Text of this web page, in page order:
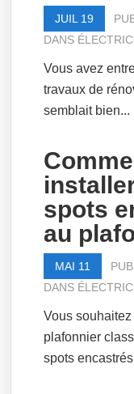
JUIL 19
DANS
Vous avez
travaux de
semblait bien...
spots
au
MAI 11
DANS
Vous
plafonnier
spots